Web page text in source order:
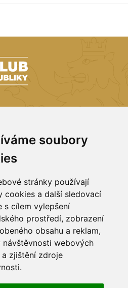
soubory
stránky používají
cookies a další sledovací
s cílem vylepšení
prostředí, zobrazení
obsahu a reklam,
návštěvnosti webových
a zjištění zdroje